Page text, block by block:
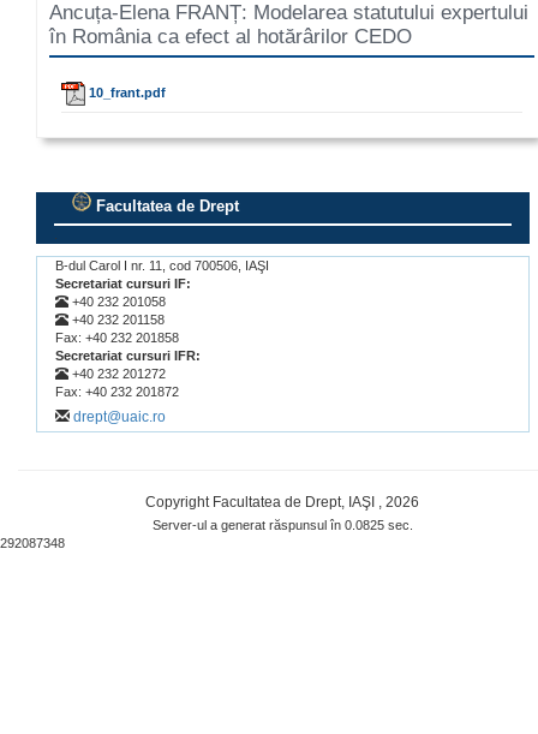
Ancuța-Elena FRANȚ: Modelarea statutului expertului
în România ca efect al hotărârilor CEDO
10_frant.pdf
Facultatea de Drept
B-dul Carol I nr. 11, cod 700506, IAŞI
Secretariat cursuri IF:
+40 232 201058
+40 232 201158
Fax: +40 232 201858
Secretariat cursuri IFR:
+40 232 201272
Fax: +40 232 201872
drept@uaic.ro
Copyright Facultatea de Drept, IAŞI , 2026
Server-ul a generat răspunsul în 0.0825 sec.
292087348